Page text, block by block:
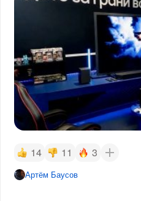
14 11 3
Артём Баусов